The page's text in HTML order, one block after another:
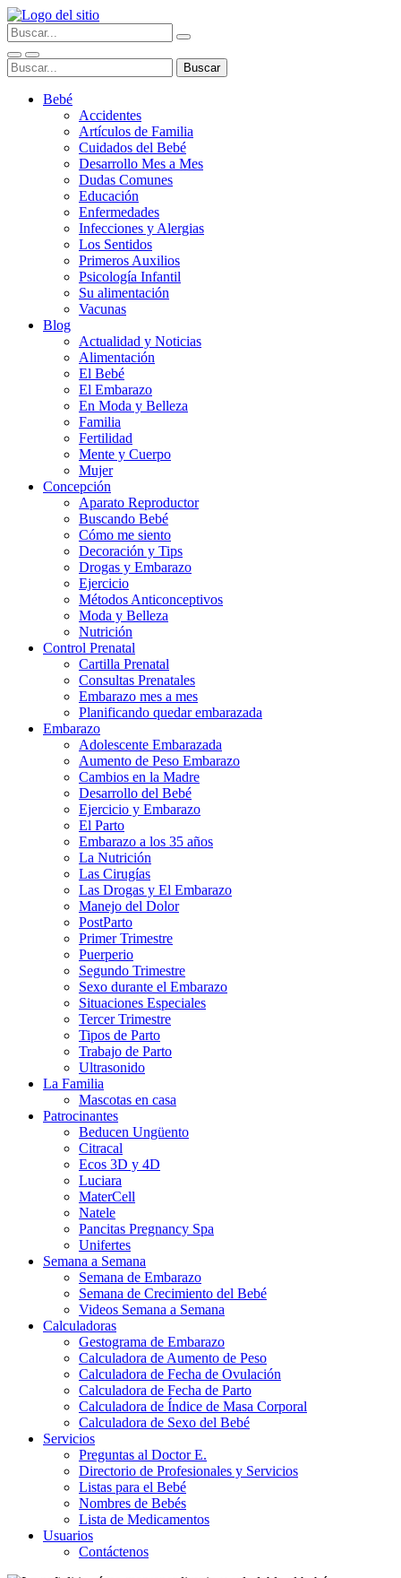
Bebé
Accidentes
Artículos de Familia
Cuidados del Bebé
Desarrollo Mes a Mes
Dudas Comunes
Educación
Enfermedades
Infecciones y Alergias
Los Sentidos
Primeros Auxilios
Psicología Infantil
Su alimentación
Vacunas
Blog
Actualidad y Noticias
Alimentación
El Bebé
El Embarazo
En Moda y Belleza
Familia
Fertilidad
Mente y Cuerpo
Mujer
Concepción
Aparato Reproductor
Buscando Bebé
Cómo me siento
Decoración y Tips
Drogas y Embarazo
Ejercicio
Métodos Anticonceptivos
Moda y Belleza
Nutrición
Control Prenatal
Cartilla Prenatal
Consultas Prenatales
Embarazo mes a mes
Planificando quedar embarazada
Embarazo
Adolescente Embarazada
Aumento de Peso Embarazo
Cambios en la Madre
Desarrollo del Bebé
Ejercicio y Embarazo
El Parto
Embarazo a los 35 años
La Nutrición
Las Cirugías
Las Drogas y El Embarazo
Manejo del Dolor
PostParto
Primer Trimestre
Puerperio
Segundo Trimestre
Sexo durante el Embarazo
Situaciones Especiales
Tercer Trimestre
Tipos de Parto
Trabajo de Parto
Ultrasonido
La Familia
Mascotas en casa
Patrocinantes
Beducen Ungüento
Citracal
Ecos 3D y 4D
Luciara
MaterCell
Natele
Pancitas Pregnancy Spa
Unifertes
Semana a Semana
Semana de Embarazo
Semana de Crecimiento del Bebé
Videos Semana a Semana
Calculadoras
Gestograma de Embarazo
Calculadora de Aumento de Peso
Calculadora de Fecha de Ovulación
Calculadora de Fecha de Parto
Calculadora de Índice de Masa Corporal
Calculadora de Sexo del Bebé
Servicios
Preguntas al Doctor E.
Directorio de Profesionales y Servicios
Listas para el Bebé
Nombres de Bebés
Lista de Medicamentos
Usuarios
Contáctenos